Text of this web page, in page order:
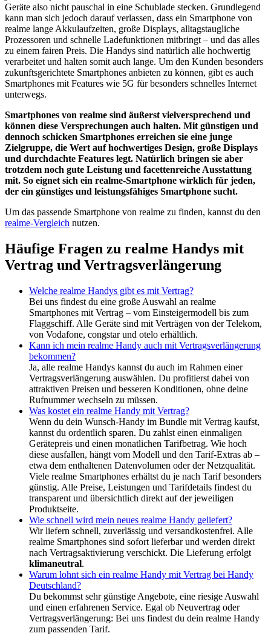
Geräte also nicht pauschal in eine Schublade stecken. Grundlegend
kann man sich jedoch darauf verlassen, dass ein Smartphone von
realme lange Akkulaufzeiten, große Displays, alltagstaugliche
Prozessoren und schnelle Ladefunktionen mitbringt – und das alles
zu einem fairen Preis. Die Handys sind natürlich alle hochwertig
verarbeitet und halten somit auch lange. Um den Kunden besonders
zukunftsgerichtete Smartphones anbieten zu können, gibt es auch
Smartphones mit Features wie 5G für besonders schnelles Internet
unterwegs.
Smartphones von realme sind äußerst vielversprechend und
können diese Versprechungen auch halten. Mit günstigen und
dennoch schicken Smartphones erreichen sie eine junge
Zielgruppe, die Wert auf hochwertiges Design, große Displays
und durchdachte Features legt. Natürlich bringen sie aber
trotzdem noch gute Leistung und facettenreiche Ausstattung
mit. So eignet sich ein realme-Smartphone wirklich für jeden,
der ein günstiges und leistungsfähiges Smartphone sucht.
Um das passende Smartphone von realme zu finden, kannst du den
realme-Vergleich nutzen.
Häufige Fragen zu realme Handys mit
Vertrag und Vertragsverlängerung
Welche realme Handys gibt es mit Vertrag?
Bei uns findest du eine große Auswahl an realme
Smartphones mit Vertrag – vom Einsteigermodell bis zum
Flaggschiff. Alle Geräte sind mit Verträgen von der Telekom,
von Vodafone, congstar und otelo erhältlich.
Kann ich mein realme Handy auch mit Vertragsverlängerung
bekommen?
Ja, alle realme Handys kannst du auch im Rahmen einer
Vertragsverlängerung auswählen. Du profitierst dabei von
attraktiven Preisen und besseren Konditionen, ohne deine
Rufnummer wechseln zu müssen.
Was kostet ein realme Handy mit Vertrag?
Wenn du dein Wunsch-Handy im Bundle mit Vertrag kaufst,
kannst du ordentlich sparen. Du zahlst einen einmaligen
Gerätepreis und einen monatlichen Tarifbetrag. Wie hoch
diese ausfallen, hängt vom Modell und den Tarif-Extras ab –
etwa dem enthaltenen Datenvolumen oder der Netzqualität.
Viele realme Smartphones erhältst du je nach Tarif besonders
günstig. Alle Preise, Leistungen und Tarifdetails findest du
transparent und übersichtlich direkt auf der jeweiligen
Produktseite.
Wie schnell wird mein neues realme Handy geliefert?
Wir liefern schnell, zuverlässig und versandkostenfrei. Alle
realme Smartphones sind sofort lieferbar und werden direkt
nach Vertragsaktivierung verschickt. Die Lieferung erfolgt
klimaneutral.
Warum lohnt sich ein realme Handy mit Vertrag bei Handy
Deutschland?
Du bekommst sehr günstige Angebote, eine riesige Auswahl
und einen erfahrenen Service. Egal ob Neuvertrag oder
Vertragsverlängerung: Bei uns findest du dein realme Handy
zum passenden Tarif.